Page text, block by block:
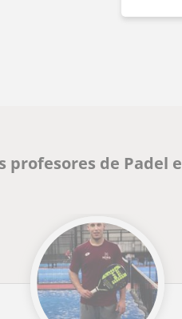
profesores de Padel